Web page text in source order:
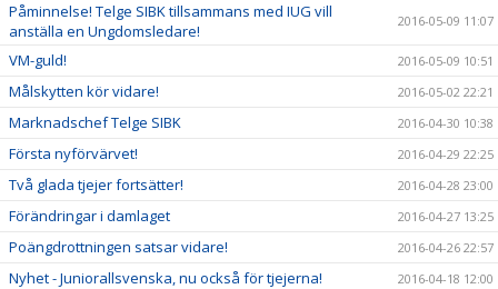
Påminnelse! Telge SIBK tillsammans med IUG vill
anställa en Ungdomsledare!
2016-05-09 11:07
VM-guld! 2016-05-09 10:51
Målskytten kör vidare! 2016-05-02 22:21
Marknadschef Telge SIBK 2016-04-30 10:38
Första nyförvärvet! 2016-04-29 22:25
Två glada tjejer fortsätter! 2016-04-28 23:00
Förändringar i damlaget 2016-04-27 13:25
Poängdrottningen satsar vidare! 2016-04-26 22:57
Nyhet - Juniorallsvenska, nu också för tjejerna! 2016-04-18 12:00